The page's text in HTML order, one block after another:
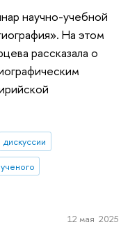
научно-учебной
На этом
рассказала о
дискуссии
12 мая 2025